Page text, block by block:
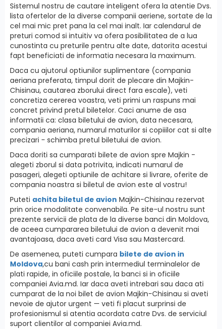
Sistemul nostru de cautare inteligent ofera la atentie Dvs.
lista ofertelor de la diverse companii aeriene, sortate de la
cel mai mic pret pana la cel mai inalt. Iar calendarul de
preturi comod si intuitiv va ofera posibilitatea de a lua
cunostinta cu preturile pentru alte date, datorita acestui
fapt beneficiati de informatia necesara la maximum.
Daca cu ajutorul optiunilor suplimentare (compania
aeriana preferata, timpul dorit de plecare din Majkin-
Chisinau, cautarea zborului direct fara escale), veti
concretiza cererea voastra, veti primi un raspuns mai
concret privind pretul biletelor. Caci anume de asa
informatii ca: clasa biletului de avion, data necesara,
compania aeriana, numarul maturilor si copiiilor cat si alte
precizari - schimba pretul biletului de avion.
Daca doriti sa cumparati bilete de avion spre Majkin -
alegeti zborul si data potrivita, indicati numarul de
pasageri, alegeti optiunile de achitare si livrare, oferite de
compania noastra si biletul de avion este al vostru!
Puteti achita biletul de avion Majkin-Chisinau rezervat
prin orice modalitate convenabila. Pe site-ul nostru sunt
prezente servicii de plata de la diverse banci din Moldova,
de aceea cumpararea biletului de avion a devenit mai
avantajoasa, daca aveti card Visa sau Mastercard.
De asemenea, puteti cumpara bilete de avion in
Moldova,cu bani cash prin intermediul terminalelor de
plati rapide, in oficiile postale, la banci si in oficiile
companiei Avia.md. Iar daca aveti intrebari sau daca ati
cumparat de la noi bilet de avion Majkin-Chisinau si aveti
nevoie de ajutor urgent — veti fi placut surprinsi de
profesionismul si atentia acordata catre Dvs. de serviciul
suport clientilor al companiei Avia.md.